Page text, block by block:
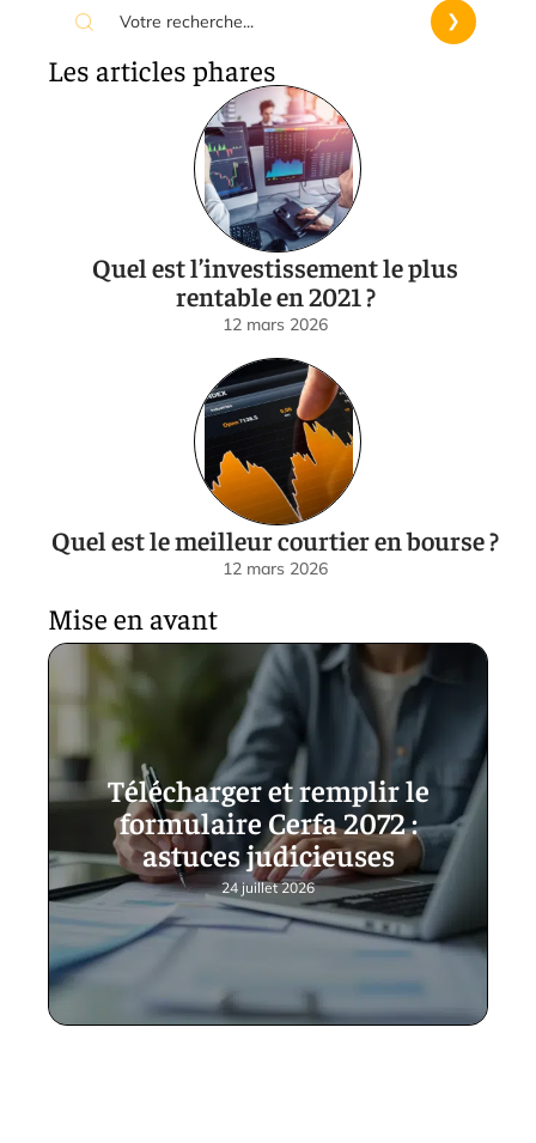
Les articles phares
Quel est l’investissement le plus
rentable en 2021 ?
12 mars 2026
Quel est le meilleur courtier en bourse ?
12 mars 2026
Mise en avant
Télécharger et remplir le
formulaire Cerfa 2072 :
astuces judicieuses
24 juillet 2026